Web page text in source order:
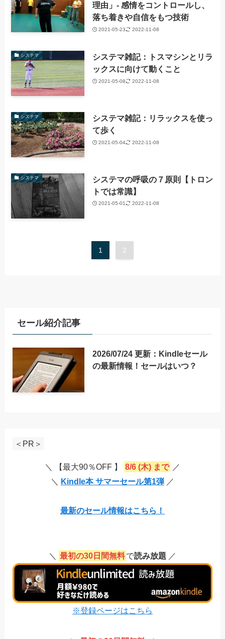
理由」- 感情をコントロールし、
落ち着きや自信をもつ技術
2021-05-23 2022-11-08
システマ
システマ雑記：トスマシンとリラ
ックスに向けて動くこと
2021-05-08 2022-11-08
システマ
システマ雑記：リラックスを使っ
て歩く
2021-05-04 2022-11-08
システマ
システマの呼吸の７原則【トロン
トでは常識】
2021-05-01 2022-11-08
1 2
セール紹介記事
2026/07/24 更新：Kindleセール
の最新情報！セールはいつ？
＜PR＞
＼ 【最大90％OFF 】 8/6 (木) まで ／
＼ Kindle本 サマーセール第1弾／
最新のセール情報はこちら！
＼ 最初の30日間無料で読み放題 ／
※登録ページはこちら